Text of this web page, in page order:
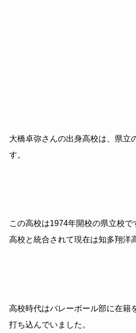
大橋卓弥さんの出身高校は、県立
す。
この高校は1974年開校の県立校で
高校と統合されて現在は知多翔洋
高校時代はバレーボール部に在籍
打ち込んでいました。